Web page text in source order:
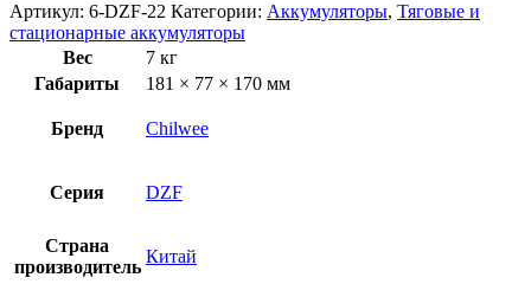
Артикул: 6-DZF-22 Категории: Аккумуляторы, Тяговые и
стационарные аккумуляторы
Вес
7 кг
Габариты
181 × 77 × 170 мм
Бренд Chilwee
Серия DZF
Страна
производитель
Китай